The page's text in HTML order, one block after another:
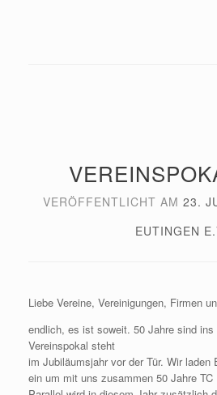
VERÖFFENTLICHT AM 23.
EUTINGEN
Liebe Vereine, Vereinigungen, Firmen
endlich, es ist soweit. 50 Jahre sind ins
Vereinspokal steht
im Jubiläumsjahr vor der Tür. Wir
ein um mit uns zusammen 50 Jahre